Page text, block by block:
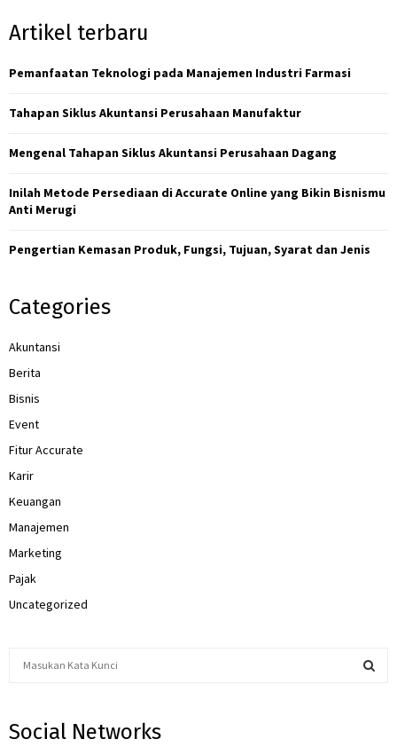
c
f
r
Artikel terbaru
Pemanfaatan Teknologi pada Manajemen Industri Farmasi
Tahapan Siklus Akuntansi Perusahaan Manufaktur
Mengenal Tahapan Siklus Akuntansi Perusahaan Dagang
Inilah Metode Persediaan di Accurate Online yang Bikin Bisnismu
Anti Merugi
Pengertian Kemasan Produk, Fungsi, Tujuan, Syarat dan Jenis
Categories
Akuntansi
Berita
Bisnis
Event
Fitur Accurate
Karir
Keuangan
Manajemen
Marketing
Pajak
Uncategorized
c
Social Networks